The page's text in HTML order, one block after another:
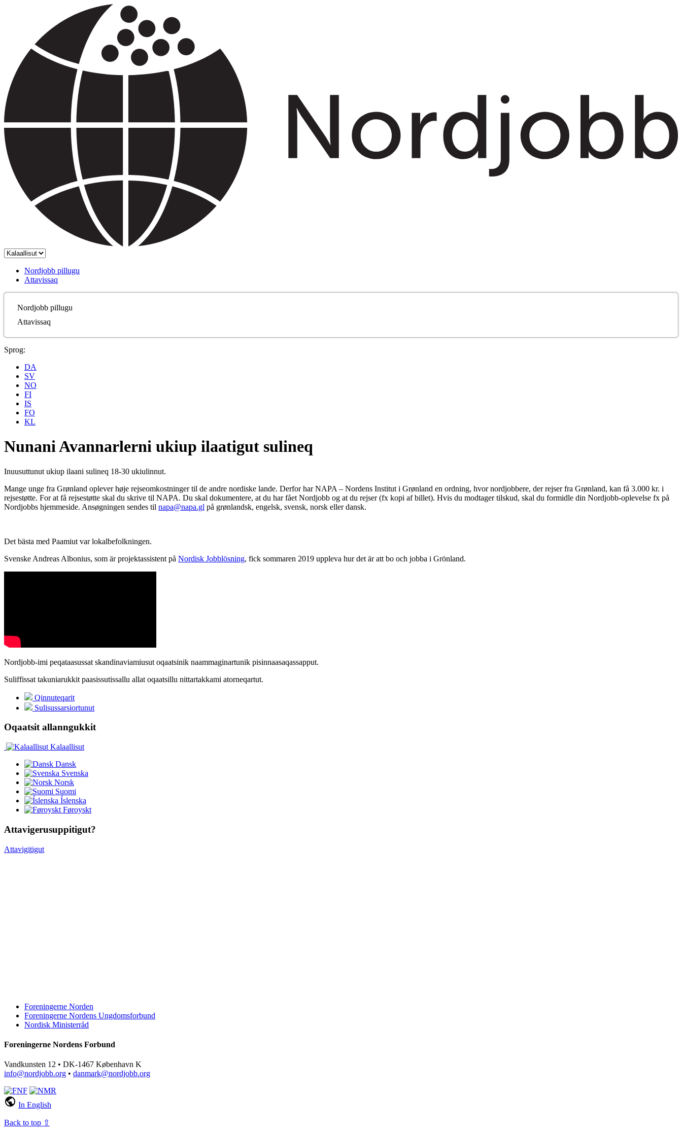
Nordjobb pillugu
Attavissaq
Nordjobb pillugu
Attavissaq
Sprog:
DA
SV
NO
FI
IS
FO
KL
Nunani Avannarlerni ukiup ilaatigut sulineq
Inuusuttunut ukiup ilaani sulineq 18-30 ukiulinnut.
Mange unge fra Grønland oplever høje rejseomkostninger til de andre nordiske lande. Derfor har NAPA – Nordens Institut i Grønland en ordning, hvor nordjobbere, der rejser fra Grønland, kan få 3.000 kr. i
rejsestøtte. For at få rejsestøtte skal du skrive til NAPA. Du skal dokumentere, at du har fået Nordjobb og at du rejser (fx kopi af billet). Hvis du modtager tilskud, skal du formidle din Nordjobb-oplevelse fx på
Nordjobbs hjemmeside. Ansøgningen sendes til napa@napa.gl på grønlandsk, engelsk, svensk, norsk eller dansk.
Det bästa med Paamiut var lokalbefolkningen.
Svenske Andreas Albonius, som är projektassistent på Nordisk Jobblösning, fick sommaren 2019 uppleva hur det är att bo och jobba i Grönland.
Nordjobb-imi peqataasussat skandinaviamiusut oqaatsinik naammaginartunik pisinnaasaqassapput.
Suliffissat takuniarukkit paasissutissallu allat oqaatsillu nittartakkami atorneqartut.
Qinnuteqarit
Sulisussarsiortunut
Oqaatsit allanngukkit
Kalaallisut
Dansk
Svenska
Norsk
Suomi
Íslenska
Føroyskt
Attavigerusuppitigut?
Attavigitigut
Foreningerne Norden
Foreningerne Nordens Ungdomsforbund
Nordisk Ministerråd
Foreningerne Nordens Forbund
Vandkunsten 12 • DK-1467 København K
info@nordjobb.org • danmark@nordjobb.org
public In English
Back to top ⇧